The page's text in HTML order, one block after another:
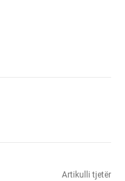
Artikulli tjetër